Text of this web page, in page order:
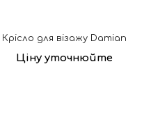
Крісло для візажу Damian
Ціну уточнюйте